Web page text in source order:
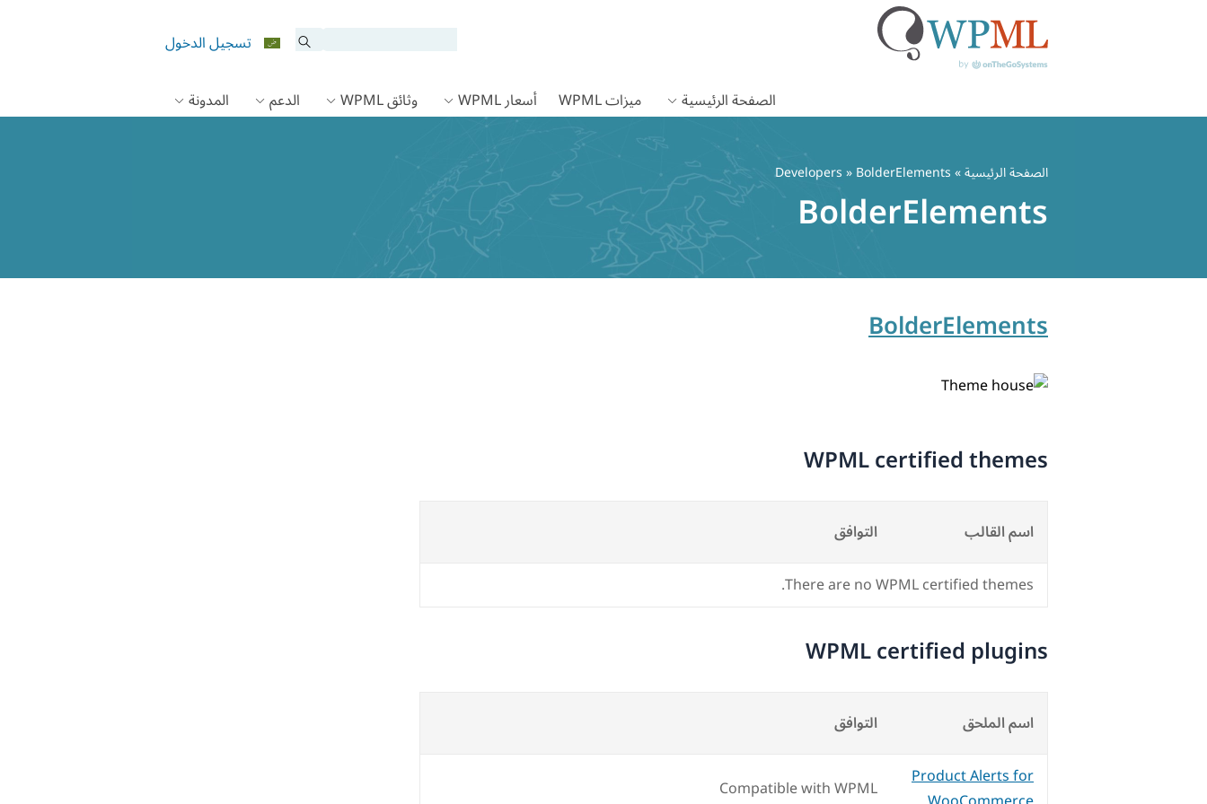
تسجيل الدخول
الصفحة الرئيسية
ميزات WPML أسعار WPML وثائق WPML الدعم المدونة
الصفحة الرئيسية» Developers » BolderElements
BolderElements
BolderElements
WPML certified themes
اسم القالب
التوافق
There are no WPML certified themes.
WPML certified plugins
اسم الملحق
التوافق
Product Alerts for
Compatible with WPML